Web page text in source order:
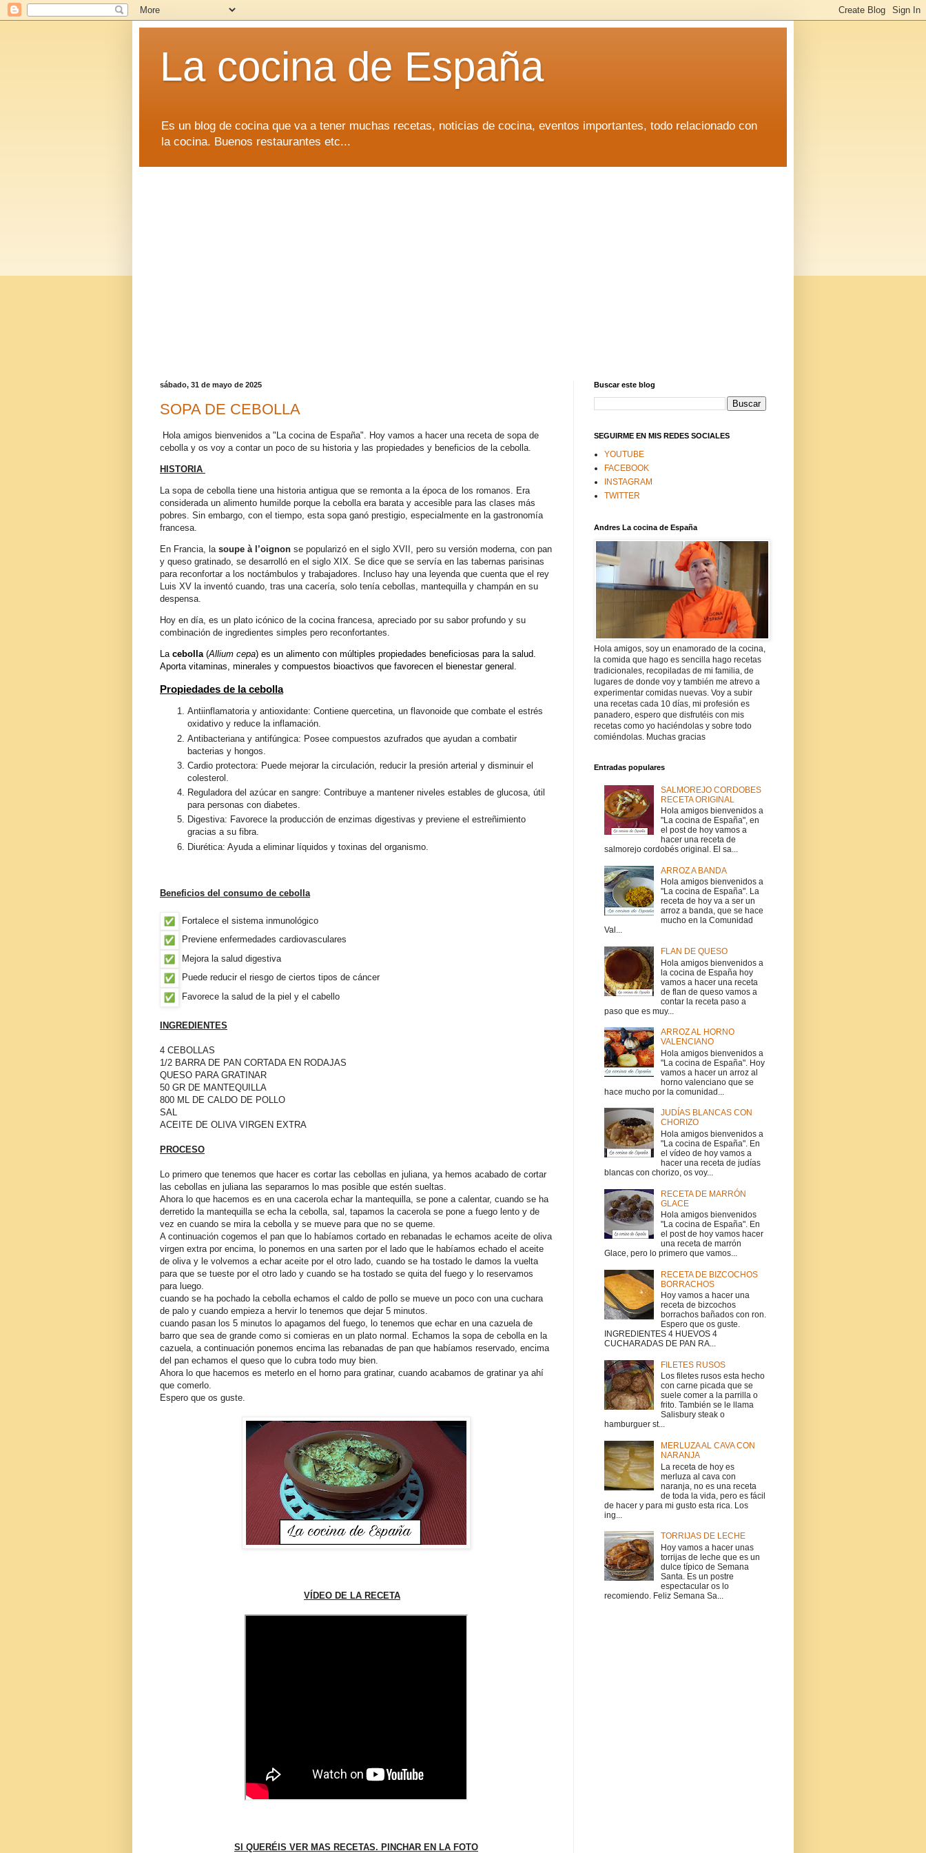
La cocina de España
Es un blog de cocina que va a tener muchas recetas, noticias de cocina, eventos importantes, todo relacionado con
la cocina. Buenos restaurantes etc...
sábado, 31 de mayo de 2025
SOPA DE CEBOLLA
Hola amigos bienvenidos a "La cocina de España". Hoy vamos a hacer una receta de sopa de
cebolla y os voy a contar un poco de su historia y las propiedades y beneficios de la cebolla.
HISTORIA
La sopa de cebolla tiene una historia antigua que se remonta a la época de los romanos. Era
considerada un alimento humilde porque la cebolla era barata y accesible para las clases más
pobres. Sin embargo, con el tiempo, esta sopa ganó prestigio, especialmente en la gastronomía
francesa.
En Francia, la soupe à l’oignon se popularizó en el siglo XVII, pero su versión moderna, con pan
y queso gratinado, se desarrolló en el siglo XIX. Se dice que se servía en las tabernas parisinas
para reconfortar a los noctámbulos y trabajadores. Incluso hay una leyenda que cuenta que el rey
Luis XV la inventó cuando, tras una cacería, solo tenía cebollas, mantequilla y champán en su
despensa.
Hoy en día, es un plato icónico de la cocina francesa, apreciado por su sabor profundo y su
combinación de ingredientes simples pero reconfortantes.
La cebolla(Allium cepa) es un alimento con múltiples propiedades beneficiosas para la salud.
Aporta vitaminas, minerales y compuestos bioactivos que favorecen el bienestar general.
Propiedades de la cebolla
Antiinflamatoria y antioxidante: Contiene quercetina, un flavonoide que combate el estrés
oxidativo y reduce la inflamación.
Antibacteriana y antifúngica: Posee compuestos azufrados que ayudan a combatir
bacterias y hongos.
Cardio protectora: Puede mejorar la circulación, reducir la presión arterial y disminuir el
colesterol.
Reguladora del azúcar en sangre: Contribuye a mantener niveles estables de glucosa, útil
para personas con diabetes.
Digestiva: Favorece la producción de enzimas digestivas y previene el estreñimiento
gracias a su fibra.
Diurética: Ayuda a eliminar líquidos y toxinas del organismo.
Beneficios del consumo de cebolla
Fortalece el sistema inmunológico
Previene enfermedades cardiovasculares
Mejora la salud digestiva
Puede reducir el riesgo de ciertos tipos de cáncer
Favorece la salud de la piel y el cabello
INGREDIENTES
4 CEBOLLAS
1/2 BARRA DE PAN CORTADA EN RODAJAS
QUESO PARA GRATINAR
50 GR DE MANTEQUILLA
800 ML DE CALDO DE POLLO
SAL
ACEITE DE OLIVA VIRGEN EXTRA
PROCESO
Lo primero que tenemos que hacer es cortar las cebollas en juliana, ya hemos acabado de cortar
las cebollas en juliana las separarnos lo mas posible que estén sueltas.
Ahora lo que hacemos es en una cacerola echar la mantequilla, se pone a calentar, cuando se ha
derretido la mantequilla se echa la cebolla, sal, tapamos la cacerola se pone a fuego lento y de
vez en cuando se mira la cebolla y se mueve para que no se queme.
A continuación cogemos el pan que lo habíamos cortado en rebanadas le echamos aceite de oliva
virgen extra por encima, lo ponemos en una sarten por el lado que le habíamos echado el aceite
de oliva y le volvemos a echar aceite por el otro lado, cuando se ha tostado le damos la vuelta
para que se tueste por el otro lado y cuando se ha tostado se quita del fuego y lo reservamos
para luego.
cuando se ha pochado la cebolla echamos el caldo de pollo se mueve un poco con una cuchara
de palo y cuando empieza a hervir lo tenemos que dejar 5 minutos.
cuando pasan los 5 minutos lo apagamos del fuego, lo tenemos que echar en una cazuela de
barro que sea de grande como si comieras en un plato normal. Echamos la sopa de cebolla en la
cazuela, a continuación ponemos encima las rebanadas de pan que habíamos reservado, encima
del pan echamos el queso que lo cubra todo muy bien.
Ahora lo que hacemos es meterlo en el horno para gratinar, cuando acabamos de gratinar ya ahí
que comerlo.
Espero que os guste.
VÍDEO DE LA RECETA
SI QUERÉIS VER MAS RECETAS. PINCHAR EN LA FOTO
Buscar este blog
SEGUIRME EN MIS REDES SOCIALES
YOUTUBE
FACEBOOK
INSTAGRAM
TWITTER
Andres La cocina de España
Hola amigos, soy un enamorado de la cocina,
la comida que hago es sencilla hago recetas
tradicionales, recopiladas de mi familia, de
lugares de donde voy y también me atrevo a
experimentar comidas nuevas. Voy a subir
una recetas cada 10 días, mi profesión es
panadero, espero que disfrutéis con mis
recetas como yo haciéndolas y sobre todo
comiéndolas. Muchas gracias
Entradas populares
SALMOREJO CORDOBES
RECETA ORIGINAL
Hola amigos bienvenidos a
"La cocina de España", en
el post de hoy vamos a
hacer una receta de
salmorejo cordobés original. El sa...
ARROZ A BANDA
Hola amigos bienvenidos a
"La cocina de España". La
receta de hoy va a ser un
arroz a banda, que se hace
mucho en la Comunidad
Val...
FLAN DE QUESO
Hola amigos bienvenidos a
la cocina de España hoy
vamos a hacer una receta
de flan de queso vamos a
contar la receta paso a
paso que es muy...
ARROZ AL HORNO
VALENCIANO
Hola amigos bienvenidos a
"La cocina de España". Hoy
vamos a hacer un arroz al
horno valenciano que se
hace mucho por la comunidad...
JUDÍAS BLANCAS CON
CHORIZO
Hola amigos bienvenidos a
"La cocina de España". En
el vídeo de hoy vamos a
hacer una receta de judías
blancas con chorizo, os voy...
RECETA DE MARRÓN
GLACE
Hola amigos bienvenidos
"La cocina de España". En
el post de hoy vamos hacer
una receta de marrón
Glace, pero lo primero que vamos...
RECETA DE BIZCOCHOS
BORRACHOS
Hoy vamos a hacer una
receta de bizcochos
borrachos bañados con ron.
Espero que os guste.
INGREDIENTES 4 HUEVOS 4
CUCHARADAS DE PAN RA...
FILETES RUSOS
Los filetes rusos esta hecho
con carne picada que se
suele comer a la parrilla o
frito. También se le llama
Salisbury steak o
hamburguer st...
MERLUZA AL CAVA CON
NARANJA
La receta de hoy es
merluza al cava con
naranja, no es una receta
de toda la vida, pero es fácil
de hacer y para mi gusto esta rica. Los
ing...
TORRIJAS DE LECHE
Hoy vamos a hacer unas
torrijas de leche que es un
dulce típico de Semana
Santa. Es un postre
espectacular os lo
recomiendo. Feliz Semana Sa...